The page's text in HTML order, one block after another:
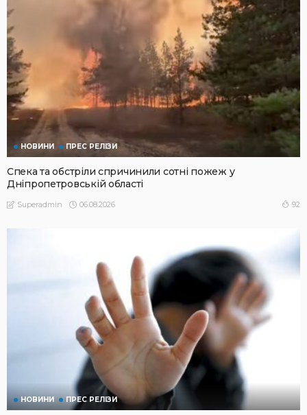
НОВИНИ ПРЕС РЕЛІЗИ
Спека та обстріли спричинили сотні пожеж у
Дніпропетровській області
Superadmin 06.08.2026 92
НОВИНИ ПРЕС РЕЛІЗИ